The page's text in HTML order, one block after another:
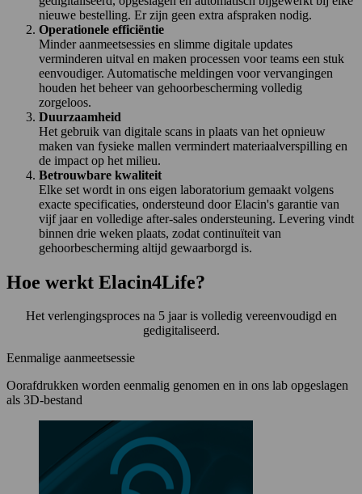
nieuwe bestelling. Er zijn geen extra afspraken nodig.
Operationele efficiëntie
Minder aanmeetsessies en slimme digitale updates
verminderen uitval en maken processen voor teams een stuk
eenvoudiger. Automatische meldingen voor vervangingen
houden het beheer van gehoorbescherming volledig
zorgeloos.
Duurzaamheid
Het gebruik van digitale scans in plaats van het opnieuw
maken van fysieke mallen vermindert materiaalverspilling en
de impact op het milieu.
Betrouwbare kwaliteit
Elke set wordt in ons eigen laboratorium gemaakt volgens
exacte specificaties, ondersteund door Elacin's garantie van
vijf jaar en volledige after-sales ondersteuning. Levering vindt
binnen drie weken plaats, zodat continuïteit van
gehoorbescherming altijd gewaarborgd is.
Hoe werkt Elacin4Life?
Het verlengingsproces na 5 jaar is volledig vereenvoudigd en
gedigitaliseerd.
Eenmalige aanmeetsessie
Oorafdrukken worden eenmalig genomen en in ons lab opgeslagen
als 3D-bestand